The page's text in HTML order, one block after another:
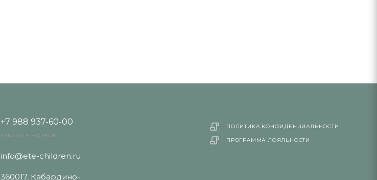
+7 988 937-60-00
ЗАКАЗАТЬ ЗВОНОК
info@ete-children.ru
360017, Кабардино-
ПОЛИТИКА КОНФИДЕНЦИАЛЬНОСТИ
ПРОГРАММА ЛОЯЛЬНОСТИ